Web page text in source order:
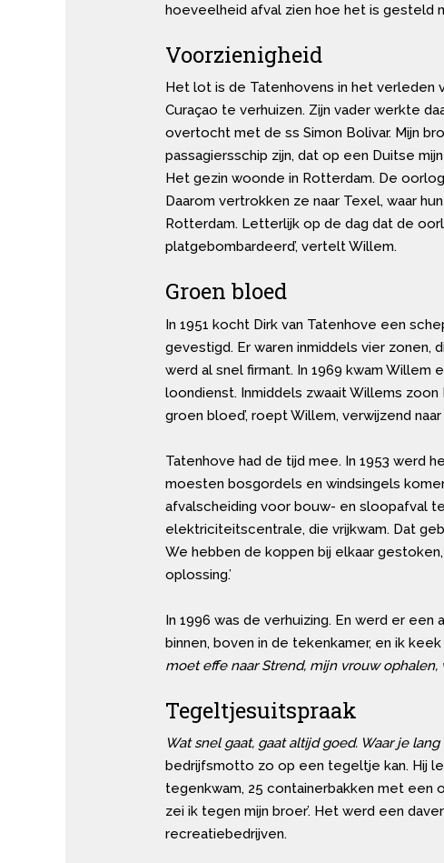
hoeveelheid afval zien hoe het is gesteld
Voorzienigheid
Het lot is de Tatenhovens in het verleden
Curaçao te verhuizen. Zijn vader werkte
overtocht met de ss Simon Bolivar. Mijn
passagiersschip zijn, dat op een Duitse mijn
Het gezin woonde in Rotterdam. De
Daarom vertrokken ze naar Texel, waar
Rotterdam. Letterlijk op de dag dat de
platgebombardeerd’, vertelt Willem.
Groen bloed
In 1951 kocht Dirk van Tatenhove een
gevestigd. Er waren inmiddels vier zonen,
werd al snel firmant. In 1969 kwam Willem
loondienst. Inmiddels zwaait Willems
groen bloed’, roept Willem, verwijzend
Tatenhove had de tijd mee. In 1953 werd
moesten bosgordels en windsingels
afvalscheiding voor bouw- en sloopafval
elektriciteitscentrale, die vrijkwam. Dat
We hebben de koppen bij elkaar
oplossing.’
In 1996 was de verhuizing. En werd er
binnen, boven in de tekenkamer, en ik
moet effe naar Strend, mijn vrouw
Tegeltjesuitspraak
Wat snel gaat, gaat altijd goed. Waar je
bedrijfsmotto zo op een tegeltje kan. Hij
tegenkwam, 25 containerbakken met een
zei ik tegen mijn broer’. Het werd een
recreatiebedrijven.